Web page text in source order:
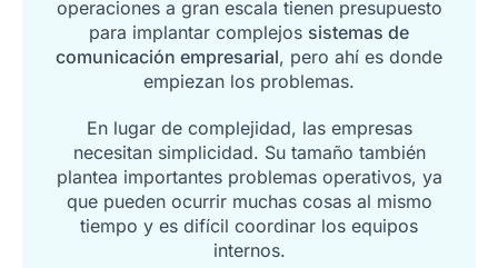
operaciones a gran escala tienen presupuesto
para implantar complejos sistemas de
comunicación empresarial, pero ahí es donde
empiezan los problemas.
En lugar de complejidad, las empresas
necesitan simplicidad. Su tamaño también
plantea importantes problemas operativos, ya
que pueden ocurrir muchas cosas al mismo
tiempo y es difícil coordinar los equipos
internos.